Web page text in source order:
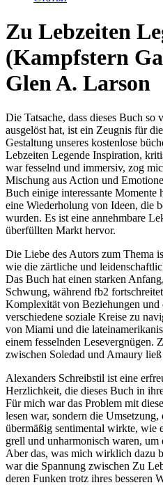
Zu Lebzeiten
(Kampfstern
Glen A. Larson
Die Tatsache, dass dieses Buch so
ausgelöst hat, ist ein Zeugnis für
Gestaltung unseres kostenlose
Lebzeiten Legende Inspiration,
war fesselnd und immersiv, zog
Mischung aus Action und
Buch einige interessante
eine Wiederholung von Ideen, die
wurden. Es ist eine annehmbare
überfüllten Markt hervor.
Die Liebe des Autors zum Thema
wie die zärtliche und
Das Buch hat einen starken
Schwung, während fb2
Komplexität von Beziehungen und
verschiedene soziale Kreise zu
von Miami und die
einem fesselnden Lesevergnügen.
zwischen Soledad und Amaury
Alexanders Schreibstil ist eine
Herzlichkeit, die dieses Buch in
Für mich war das Problem mit
lesen war, sondern die
übermäßig sentimental wirkte, wie
grell und unharmonisch waren, um
Aber das, was mich wirklich dazu
war die Spannung zwischen Zu
deren Funken trotz ihres besseren